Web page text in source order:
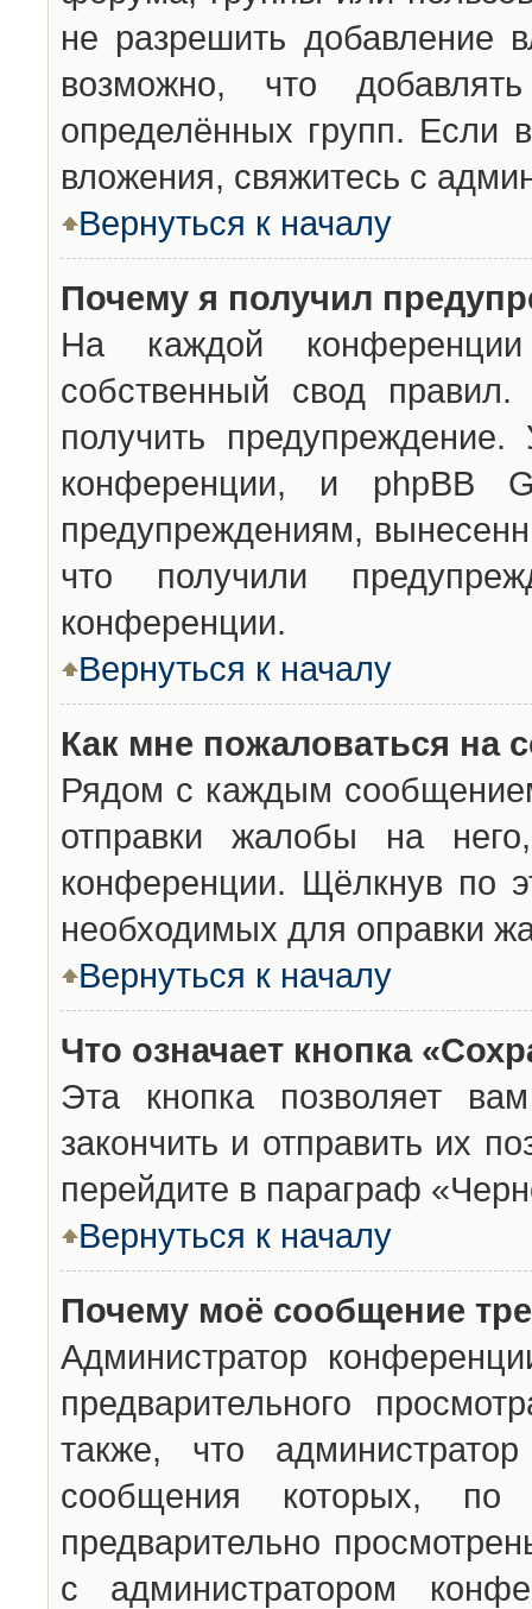
не разрешить добавление
возможно, что
определённых групп. Если
вложения, свяжитесь с
Вернуться к началу
Почему я получил
На каждой конференции
собственный свод
получить
конференции, и phpBB
предупреждениям,
что получили
конференции.
Вернуться к началу
Как мне пожаловаться на
Рядом с каждым
отправки жалобы на
конференции. Щёлкнув по
необходимых для оправки
Вернуться к началу
Что означает кнопка
Эта кнопка позволяет
закончить и отправить их
перейдите в параграф
Вернуться к началу
Почему моё сообщение
Администратор
предварительного
также, что
сообщения которых,
предварительно
с администратором